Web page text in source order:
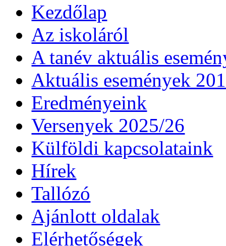
Kezdőlap
Az iskoláról
A tanév aktuális
Aktuális események
Eredményeink
Versenyek 2025/26
Külföldi kapcsolataink
Hírek
Tallózó
Ajánlott oldalak
Elérhetőségek